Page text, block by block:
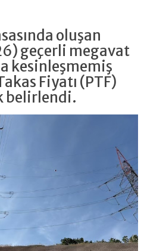
oluşan
geçerli megavat
kesinleşmemiş
Fiyatı (PTF)
belirlendi.